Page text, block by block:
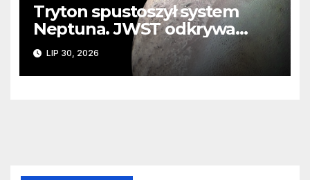
Tryton spustoszył system
Neptuna. JWST odkrywa
ślady kosmicznej katastrofy i
zaginionego lodu
LIP 30, 2026